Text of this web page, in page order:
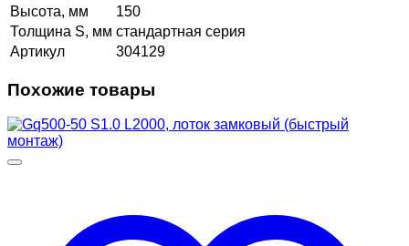
Высота, мм
150
Толщина S, мм стандартная серия
Артикул
304129
Похожие товары